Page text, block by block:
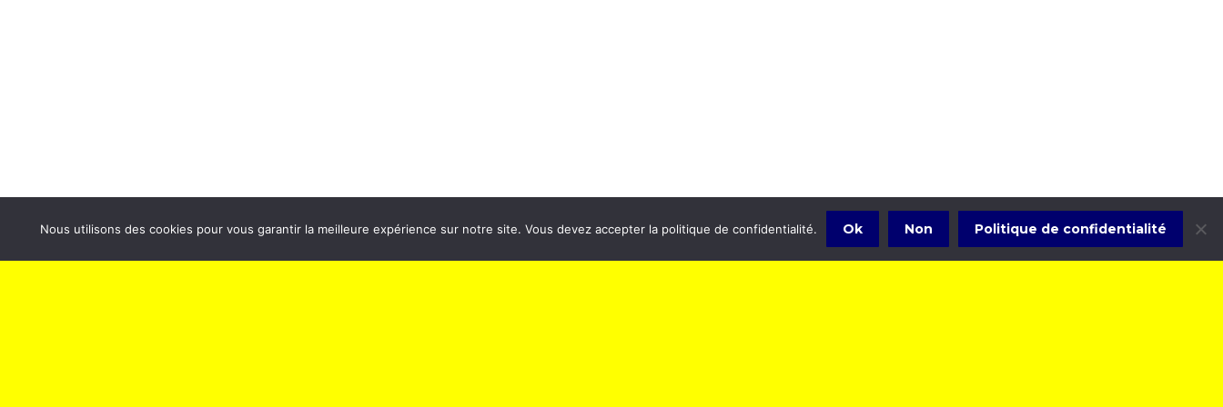
Politique de confidentialité Politique de confidentialité
Nous utilisons des cookies pour vous garantir la meilleure expérience sur notre site. Vous devez accepter la politique de confidentialité. Ok Non Politique de confidentialité